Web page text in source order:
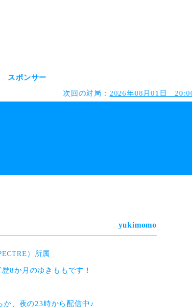
スポンサー
次回の対局：2026年08月01日 20:00 【
）所属
8か月のゆきももです！
か、夜の23時から配信中♪